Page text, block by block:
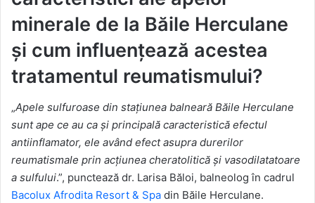
minerale de la Băile Herculane
și cum influențează acestea
tratamentul reumatismului?
„Apele sulfuroase din stațiunea balneară Băile Herculane
sunt ape ce au ca și principală caracteristică efectul
antiinflamator, ele având efect asupra durerilor
reumatismale prin acțiunea cheratolitică și vasodilatatoare
a sulfului.”, punctează dr. Larisa Băloi, balneolog în cadrul
Bacolux Afrodita Resort & Spa din Băile Herculane.